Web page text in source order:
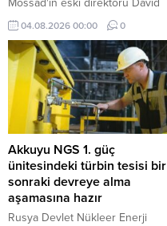
Barnea, ABD'li savunma şirketi
Ondas'ın Yönetim Kurulu Başkanı
oldu.
04.08.2026 00:00 0
Akkuyu NGS 1. güç
ünitesindeki türbin tesisi bir
sonraki devreye alma
aşamasına hazır
Rusya Devlet Nükleer Enerji